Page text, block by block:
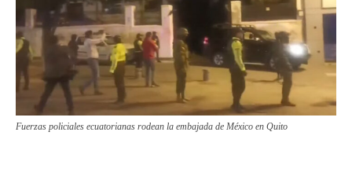
Fuerzas policiales ecuatorianas rodean la embajada de México en Quito